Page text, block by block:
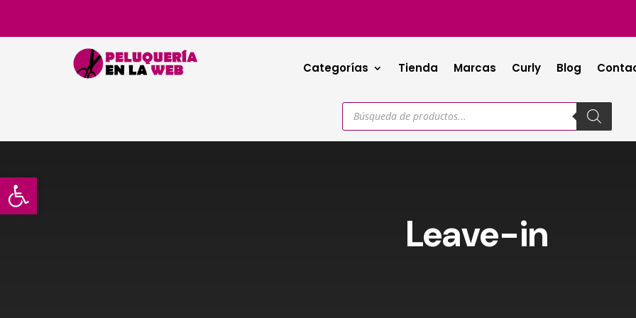
Abrir barra de herramientas
Categorías Tienda Marcas Curly Blog
Búsqueda
productos
Leave-in